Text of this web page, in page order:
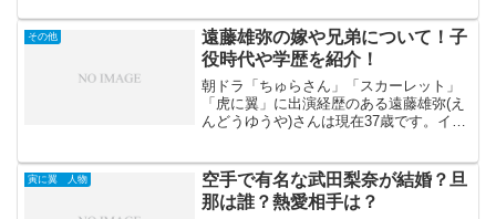
を見せ、テレビに出るたびに「顔小っ
さ！」と言ってしまう...
その他
遠藤雄弥の嫁や兄弟について！子
役時代や学歴を紹介！
朝ドラ「ちゅらさん」「スカーレット」
「虎に翼」に出演経歴のある遠藤雄弥(え
んどうゆうや)さんは現在37歳です。イケ
年の映画「ONODA」では小野田寛郎(お
のだひろお...
寅に翼 人物
空手で有名な武田梨奈が結婚？旦
那は誰？熱愛相手は？